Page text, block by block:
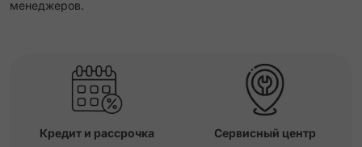
менеджеров.
Кредит и рассрочка Сервисный центр